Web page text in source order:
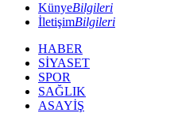
KünyeBilgileri
İletişimBilgileri
HABER
SİYASET
SPOR
SAĞLIK
ASAYİŞ